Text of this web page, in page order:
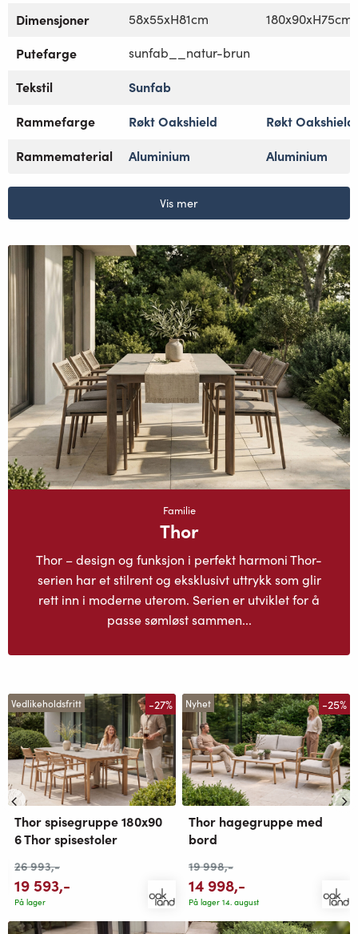
Dimensjoner
58x55xH81cm 180x90xH75cm
Putefarge sunfab__natur-brun
Tekstil
Sunfab
Rammefarge
Røkt Oakshield
Røkt Oakshield
Rammematerial
Aluminium Aluminium
Vis mer
Familie
Thor
Thor – design og funksjon i perfekt harmoni Thor-
serien har et stilrent og eksklusivt uttrykk som glir
rett inn i moderne uterom. Serien er utviklet for å
passe sømløst sammen...
Vedlikeholdsfritt -27%
Thor spisegruppe 180x90
6 Thor spisestoler
26 993,-
19 593,-
På lager
Nyhet -25%
Thor hagegruppe med
bord
19 998,-
14 998,-
På lager 14. august